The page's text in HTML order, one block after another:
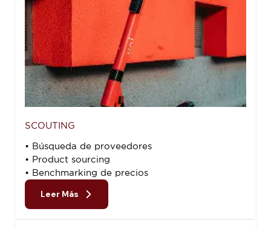
SCOUTING
• Búsqueda de proveedores
• Product sourcing
• Benchmarking de precios
Leer Más